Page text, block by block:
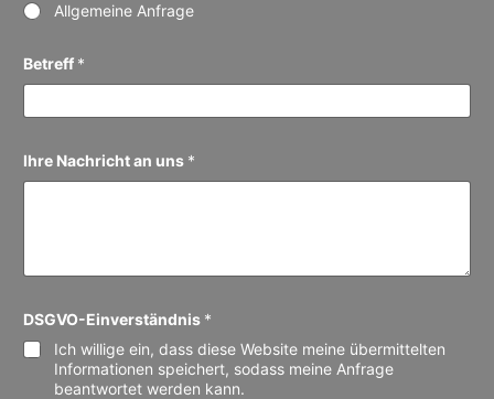
Allgemeine Anfrage
Betreff *
Ihre Nachricht an uns *
i
c
h
DSGVO-Einverständnis *
Ich willige ein, dass diese Website meine übermittelten
Informationen speichert, sodass meine Anfrage
beantwortet werden kann.